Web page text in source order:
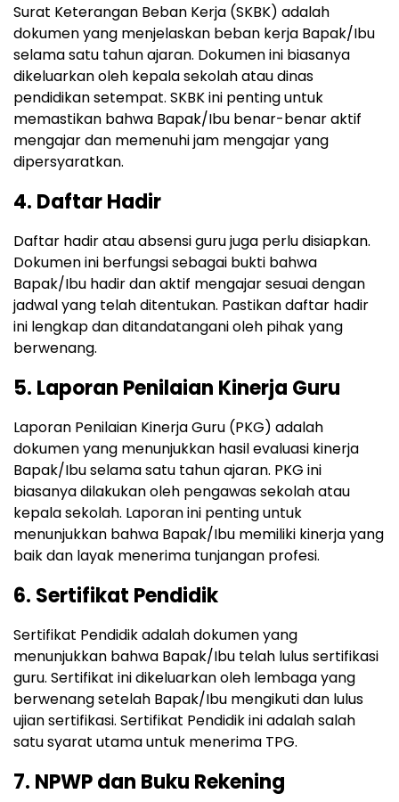
Surat Keterangan Beban Kerja (SKBK) adalah
dokumen yang menjelaskan beban kerja Bapak/Ibu
selama satu tahun ajaran. Dokumen ini biasanya
dikeluarkan oleh kepala sekolah atau dinas
pendidikan setempat. SKBK ini penting untuk
memastikan bahwa Bapak/Ibu benar-benar aktif
mengajar dan memenuhi jam mengajar yang
dipersyaratkan.
4. Daftar Hadir
Daftar hadir atau absensi guru juga perlu disiapkan.
Dokumen ini berfungsi sebagai bukti bahwa
Bapak/Ibu hadir dan aktif mengajar sesuai dengan
jadwal yang telah ditentukan. Pastikan daftar hadir
ini lengkap dan ditandatangani oleh pihak yang
berwenang.
5. Laporan Penilaian Kinerja Guru
Laporan Penilaian Kinerja Guru (PKG) adalah
dokumen yang menunjukkan hasil evaluasi kinerja
Bapak/Ibu selama satu tahun ajaran. PKG ini
biasanya dilakukan oleh pengawas sekolah atau
kepala sekolah. Laporan ini penting untuk
menunjukkan bahwa Bapak/Ibu memiliki kinerja yang
baik dan layak menerima tunjangan profesi.
6. Sertifikat Pendidik
Sertifikat Pendidik adalah dokumen yang
menunjukkan bahwa Bapak/Ibu telah lulus sertifikasi
guru. Sertifikat ini dikeluarkan oleh lembaga yang
berwenang setelah Bapak/Ibu mengikuti dan lulus
ujian sertifikasi. Sertifikat Pendidik ini adalah salah
satu syarat utama untuk menerima TPG.
7. NPWP dan Buku Rekening